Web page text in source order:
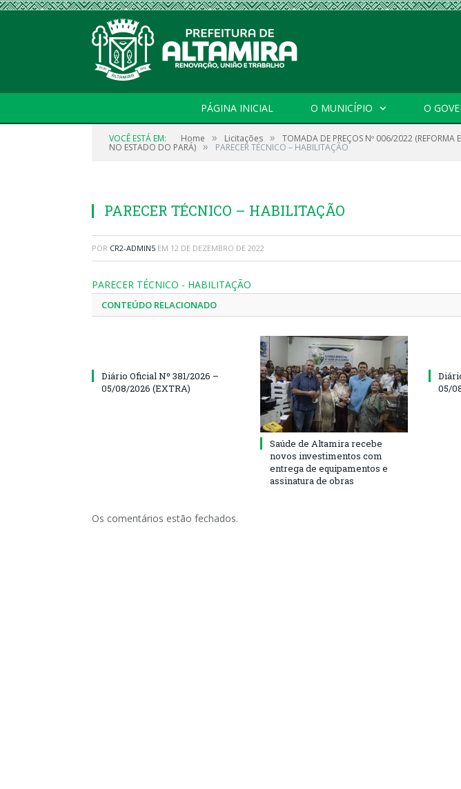
PÁGINA INICIAL O MUNICÍPIO O
VOCÊ ESTÁ EM: Home » Licitações » TOMADA DE PREÇOS Nº 006/2022
NO ESTADO DO PARÁ) » PARECER TÉCNICO – HABILITAÇÃO
PARECER TÉCNICO – HABILITAÇÃO
POR CR2-ADMIN5 EM 12 DE DEZEMBRO DE 2022
PARECER TÉCNICO - HABILITAÇÃO
CONTEÚDO RELACIONADO
Diário Oficial Nº 381/2026 –
05/08/2026 (EXTRA)
Saúde de Altamira recebe
novos investimentos com
entrega de equipamentos e
assinatura de obras
05/
Os comentários estão fechados.